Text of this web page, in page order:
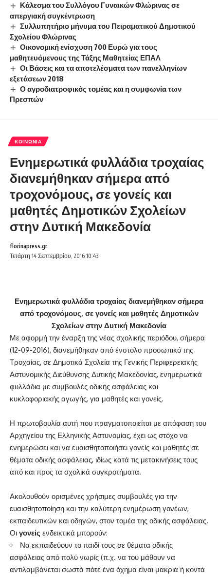
Κάλεσμα του Συλλόγου Γυναικών Φλώρινας σε
απεργιακή συγκέντρωση
Συλλυπητήριο μήνυμα του Πειραματικού Δημοτικού
Σχολείου Φλώρινας
Οικονομική ενίσχυση 700 Ευρώ για τους
μαθητευόμενους της Τάξης Μαθητείας ΕΠΑΛ
Οι Βάσεις και τα αποτελέσματα των πανελληνίων
εξετάσεων 2018
Ο αγροδιατροφικός τομέας και η συμφωνία των
Πρεσπών
ΚΟΙΝΩΝΊΑ
Ενημερωτικά φυλλάδια τροχαίας
διανεμήθηκαν σήμερα από
τροχονόμους, σε γονείς και
μαθητές Δημοτικών Σχολείων
στην Δυτική Μακεδονία
Τετάρτη 14 Σεπτεμβρίου, 2016 10:43
florinapress.gr
Ενημερωτικά φυλλάδια τροχαίας διανεμήθηκαν σήμερα
από τροχονόμους, σε γονείς και μαθητές Δημοτικών
Σχολείων στην Δυτική Μακεδονία
Με αφορμή την έναρξη της νέας σχολικής περιόδου, σήμερα
(12-09-2016), διανεμήθηκαν από ένστολο προσωπικό της
Τροχαίας, σε Δημοτικά Σχολεία της Γενικής Περιφερειακής
Αστυνομικής Διεύθυνσης Δυτικής Μακεδονίας, ενημερωτικά
φυλλάδια με συμβουλές οδικής ασφάλειας και
κυκλοφοριακής αγωγής, για μαθητές και γονείς.
Η πρωτοβουλία αυτή που πραγματοποιείται με απόφαση του
Αρχηγείου της Ελληνικής Αστυνομίας, έχει ως στόχο να
ενημερώσει και να ευαισθητοποιήσει γονείς και μαθητές σε
θέματα οδικής ασφάλειας, ιδίως κατά τις μετακινήσεις τους
από και προς τα σχολικά συγκροτήματα.
Ακολουθούν ορισμένες χρήσιμες συμβουλές για την
ευαισθητοποίηση και την καλύτερη ενημέρωση γονέων,
εκπαιδευτικών και οδηγών, στον τομέα της οδικής ασφάλειας.
Οι γονείς ενδεικτικά μπορούν:
Να εκπαιδεύουν το παιδί τους σε θέματα οδικής
ασφάλειας από πολύ νωρίς (π.χ. να του μάθουν να
αντιλαμβάνεται σωστά πότε ένα όχημα είναι μακριά ή κοντά